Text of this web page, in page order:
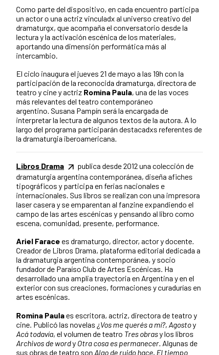
Como parte del dispositivo, en cada encuentro participa
un actor o una actriz vinculadx al universo creativo del
dramaturgx, que acompaña el conversatorio desde la
lectura y la activación escénica de los materiales,
aportando una dimensión performática más al
intercambio.
El ciclo inaugura el jueves 21 de mayo a las 19h con la
participación de la reconocida dramaturga, directora de
teatro y cine y actriz Romina Paula, una de las voces
más relevantes del teatro contemporáneo
argentino. Susana Pampín será la encargada de
interpretar la lectura de algunos textos de la autora. A lo
largo del programa participarán destacadxs referentes de
la dramaturgia iberoamericana.
Libros Drama
publica desde 2012 una colección de
dramaturgia argentina contemporánea, diseña afiches
tipográficos y participa en ferias nacionales e
internacionales. Sus libros se realizan con una impresora
laser casera y se emparentan al fanzine expandiendo el
campo de las artes escénicas y pensando al libro como
escena, comunidad, presente, performance.
Ariel Farace es dramaturgo, director, actor y docente.
Creador de Libros Drama, plataforma editorial dedicada a
la dramaturgia argentina contemporánea, y socio
fundador de Paraíso Club de Artes Escénicas. Ha
desarrollado una amplia trayectoria en Argentina y en el
exterior con sus creaciones, formaciones y curadurías en
artes escénicas.
Romina Paulaes escritora, actriz, directora de teatro y
cine. Publicó las novelas ¿Vos me querés a mí?, Agostoy
Acá todavía, el volumen de teatro Tres obrasy los libros
Archivos de wordy Otra cosa es permanecer. Algunas de
sus obras de teatro son Algo de ruido hace, El tiempo